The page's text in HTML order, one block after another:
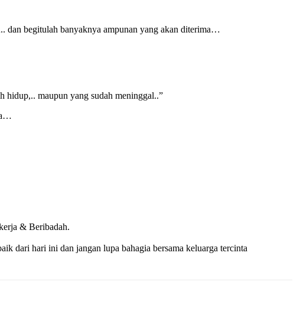
dan begitulah banyaknya ampunan yang akan diterima…
maupun yang sudah meninggal..”
& Beribadah.
dari hari ini dan jangan lupa bahagia bersama keluarga tercinta